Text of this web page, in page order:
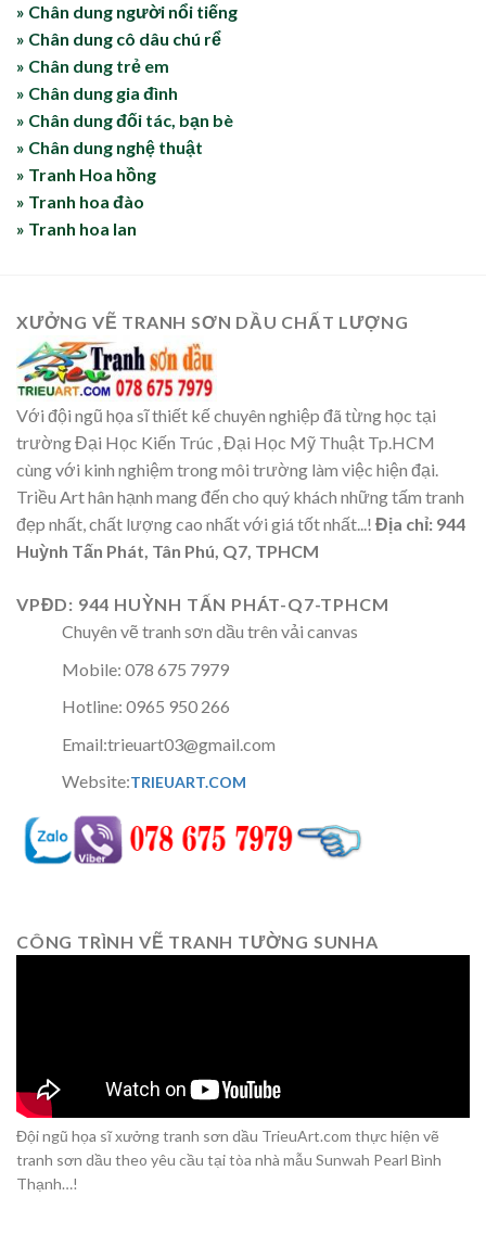
» Chân dung người nổi tiếng
» Chân dung cô dâu chú rể
» Chân dung trẻ em
» Chân dung gia đình
» Chân dung đối tác, bạn bè
» Chân dung nghệ thuật
» Tranh Hoa hồng
» Tranh hoa đào
» Tranh hoa lan
XƯỞNG VẼ TRANH SƠN DẦU CHẤT LƯỢNG
Với đội ngũ họa sĩ thiết kế chuyên nghiệp đã từng học tại
trường Đại Học Kiến Trúc , Đại Học Mỹ Thuật Tp.HCM
cùng với kinh nghiệm trong môi trường làm việc hiện đại.
Triều Art hân hạnh mang đến cho quý khách những tấm tranh
đẹp nhất, chất lượng cao nhất với giá tốt nhất...! Địa chỉ: 944
Huỳnh Tấn Phát, Tân Phú, Q7, TPHCM
VPĐD: 944 HUỲNH TẤN PHÁT-Q7-TPHCM
Chuyên vẽ tranh sơn dầu trên vải canvas
Mobile: 078 675 7979
Hotline: 0965 950 266
Email:trieuart03@gmail.com
Website:TRIEUART.COM
CÔNG TRÌNH VẼ TRANH TƯỜNG SUNHA
Đội ngũ họa sĩ xưởng tranh sơn dầu TrieuArt.com thực hiện vẽ
tranh sơn dầu theo yêu cầu tại tòa nhà mẫu Sunwah Pearl Bình
Thạnh…!